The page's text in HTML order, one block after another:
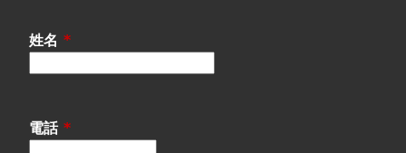
姓名*
電話*